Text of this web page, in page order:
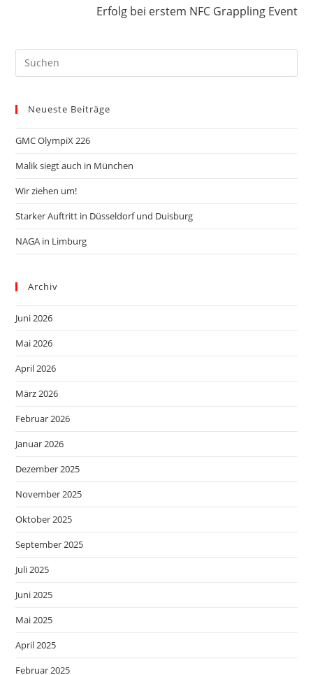
Erfolg bei erstem NFC Grappling Event
Neueste Beiträge
GMC OlympiX 226
Malik siegt auch in München
Wir ziehen um!
Starker Auftritt in Düsseldorf und Duisburg
NAGA in Limburg
Archiv
Juni 2026
Mai 2026
April 2026
März 2026
Februar 2026
Januar 2026
Dezember 2025
November 2025
Oktober 2025
September 2025
Juli 2025
Juni 2025
Mai 2025
April 2025
Februar 2025